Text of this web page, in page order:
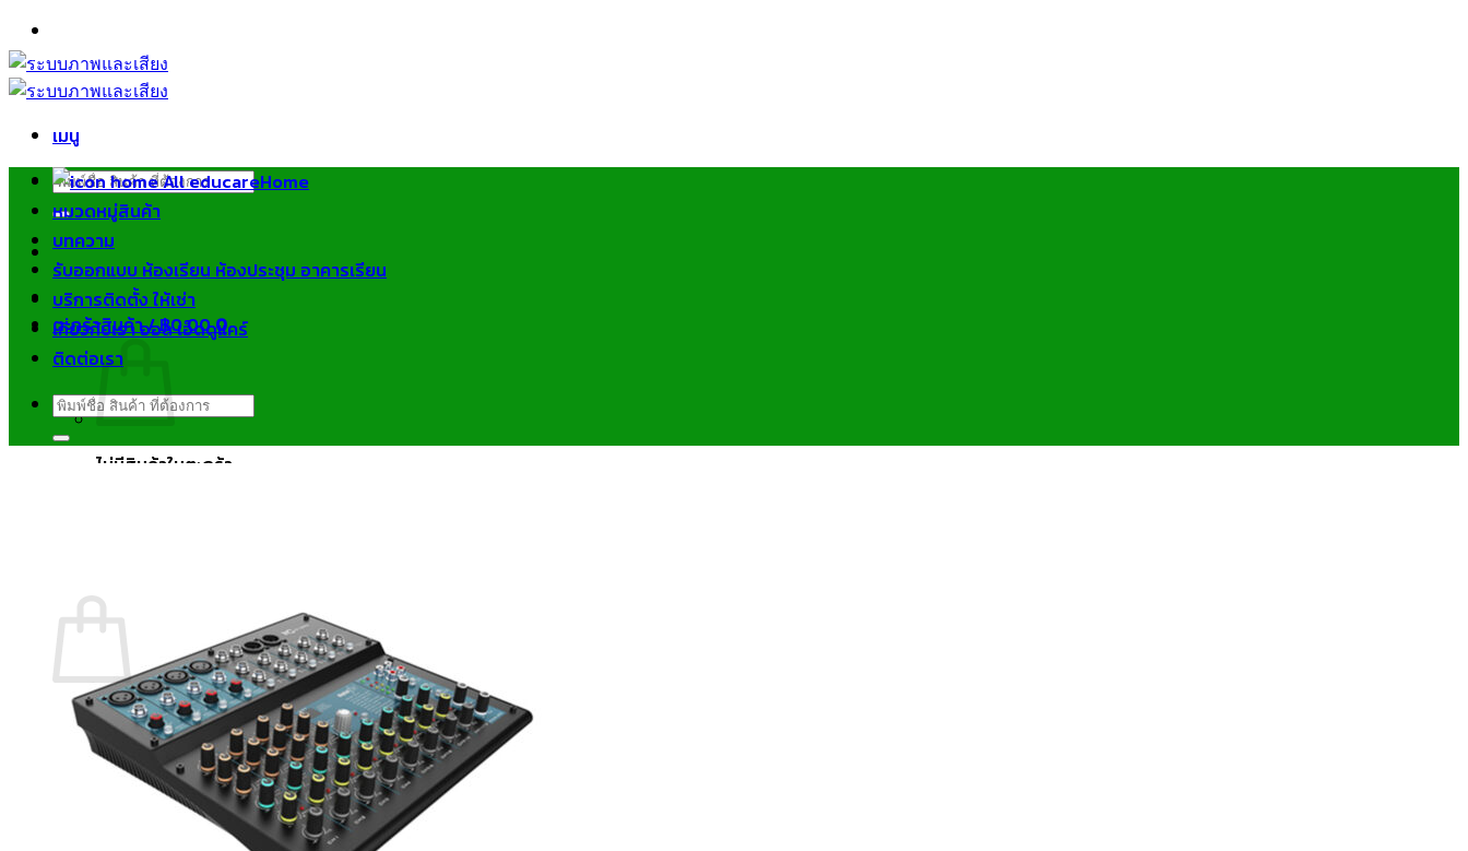
ข้าม
ไป
ยัง
เมนู
ค้นหา:
ตะกร้าสินค้า /฿0.000
ไม่มีสินค้าในตะกร้า
ไม่มีสินค้าในตะกร้า
กลับสู่หน้าร้านค้า
Home
หมวดหมู่สินค้า
บทความ
รับออกแบบ ห้องเรียน ห้องประชุม อาคารเรียน
บริการติดตั้ง ให้เช่า
เกี่ยวกับเรา ออล เอ็ดดูแคร์
ติดต่อเรา
ค้นหา: